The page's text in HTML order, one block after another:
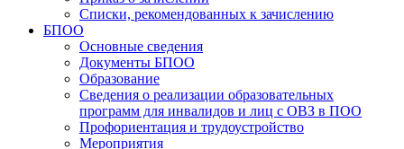
Списки, рекомендованных к зачислению
БПОО
Основные сведения
Документы БПОО
Образование
Сведения о реализации образовательных
программ для инвалидов и лиц с ОВЗ в ПОО
Профориентация и трудоустройство
Мероприятия